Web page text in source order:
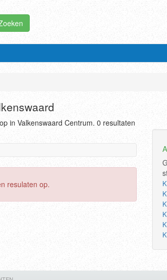
in Valkenswaard Centrum. 0 resultaten
resulaten op.